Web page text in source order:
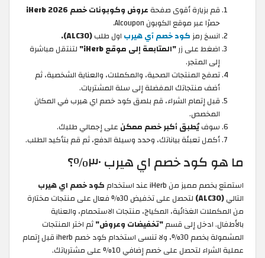
قم بزيارة أقوى صفحة عروض وكوبونات خصم iHerb 2026
حصرًا عبر موقع الكوبون Alcoupon.
انسخ رمزكود خصم آي هيرب اول طلب(ALC30).
اضغط على زر"المتابعة إلى موقع iHerb"
لتنتقل مباشرة
إلى المتجر.
تصفح المنتجات الصحية، والمكملات، والعناية الشخصية، ثم
أضف منتجاتك المفضلة إلى سلة المشتريات.
قبل إتمام الشراء، قم بلصق كود خصم اي هيرب في المكان
المخصص.
سوفيُطبق أكبر خصم ممكن على إجمالي طلبك.
أكمل تعبئة بياناتك، وحدد وسيلة الدفع، ثم قم بتأكيد الطلب.
ما هو كود خصم اي هيرب ٣٠٪؟
استمتع بخصم مميز من iHerb عند استخدام
كود خصم اي هيرب
التالي(ALC30)
لتحصل على تخفيض 30% فعال على منتجات مختارة
من المكملات الغذائية، المكياج، منتجات الاستحمام، والعناية
بالأطفال. ادخل إلى قسم"تخفيضات وعروض"ثم اختر المنتجات
المشمولة بخصم 30%، ولا تنسى استخدام كود خصم iherb
قبل إتمام
عملية الشراء لتحصل على خصم إضافي 10% على مشترياتك.